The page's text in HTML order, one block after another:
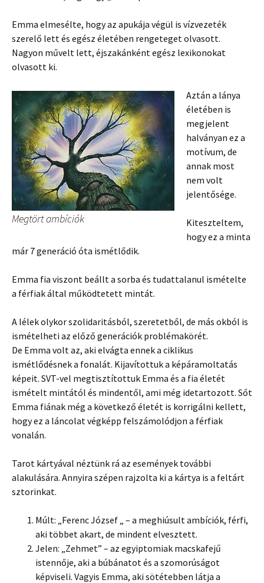
Emma elmesélte, hogy az apukája végül is vízvezeték
szerelő lett és egész életében rengeteget olvasott.
Nagyon művelt lett, éjszakánként egész lexikonokat
olvasott ki.
Megtört ambíciók
Aztán a lánya
életében is
megjelent
halványan ez a
motívum, de
annak most
nem volt
jelentősége.
Kiteszteltem,
hogy ez a minta
már 7 generáció óta ismétlődik.
Emma fia viszont beállt a sorba és tudattalanul ismételte
a férfiak által működtetett mintát.
A lélek olykor szolidaritásból, szeretetből, de más okból is
ismételheti az előző generációk problémakörét.
De Emma volt az, aki elvágta ennek a ciklikus
ismétlődésnek a fonalát. Kijavítottuk a képáramoltatás
képeit. SVT-vel megtisztítottuk Emma és a fia életét
ismételt mintától és mindentől, ami még idetartozott. Sőt
Emma fiának még a következő életét is korrigálni kellett,
hogy ez a láncolat végképp felszámolódjon a férfiak
vonalán.
Tarot kártyával néztünk rá az események további
alakulására. Annyira szépen rajzolta ki a kártya is a feltárt
sztorinkat.
Múlt: „Ferenc József „ – a meghiúsult ambíciók, férfi,
aki többet akart, de mindent elvesztett.
Jelen: „Zehmet” – az egyiptomiak macskafejű
istennője, aki a búbánatot és a szomorúságot
képviseli. Vagyis Emma, aki sötétebben látja a